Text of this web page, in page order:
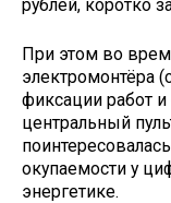
рублей, коротко
При этом во
электромонтёра
фиксации работ и
центральный
окупаемости у
энергетике.